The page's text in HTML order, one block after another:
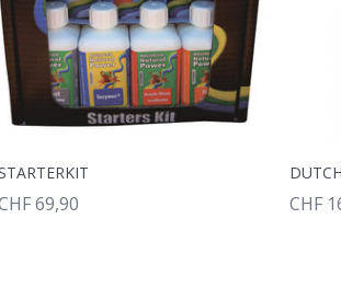
69,90 CHF